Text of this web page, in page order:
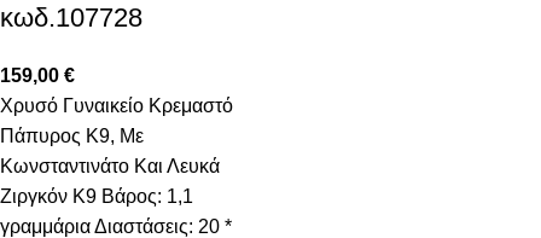
κωδ.107728
159,00 €
Χρυσό Γυναικείο Κρεμαστό
Πάπυρος K9, Με
Κωνσταντινάτο Και Λευκά
Ζιργκόν Κ9 Βάρος: 1,1
γραμμάρια Διαστάσεις: 20 *